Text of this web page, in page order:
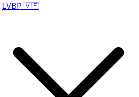
LVBP 🇻🇪